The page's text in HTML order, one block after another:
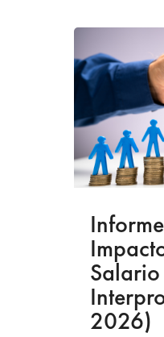
2026)